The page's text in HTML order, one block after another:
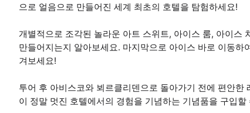
으로 얼음으로 만들어진 세계 최초의 호텔을 탐험하세요!
개별적으로 조각된 놀라운 아트 스위트, 아이스 룸, 아이스
만들어지는지 알아보세요. 마지막으로 아이스 바로 이동
겨보세요!
투어 후 아비스코와 뵈르클리덴으로 돌아가기 전에 편안
이 정말 멋진 호텔에서의 경험을 기념하는 기념품을 구입할